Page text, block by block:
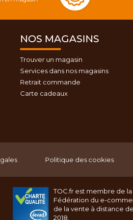
NOS MAGASINS
Trouver un magasin
Services dans nos magasins
Retrait commande
Carte cadeaux
Politique des cookies
TOC.fr est membre de la
Fédération du e-
de la vente à distance
2018.